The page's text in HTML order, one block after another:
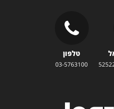
טלפון
03-5763100